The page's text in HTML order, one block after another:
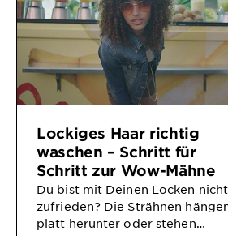
Lockiges Haar richtig
waschen – Schritt für
Schritt zur Wow-Mähne
Du bist mit Deinen Locken nicht
zufrieden? Die Strähnen
platt herunter oder stehen